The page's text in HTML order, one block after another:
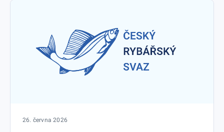
26. června 2026